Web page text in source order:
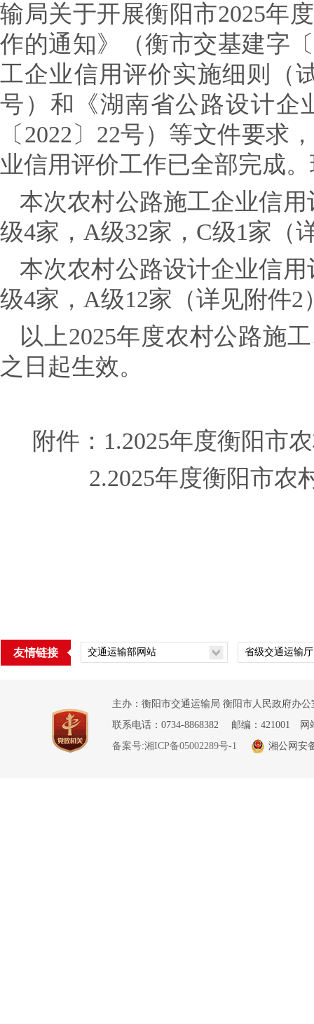
输局关于开展衡阳市2025年
作的通知》（衡市交基建字
工企业信用评价实施细则（
号）和《湖南省公路设计企
〔2022〕22号）等文件要求
业信用评价工作已全部完成
本次农村公路施工企业信
级4家，A级32家，C级1家（
本次农村公路设计企业信
级4家，A级12家（详见附件2
以上2025年度农村公路施
之日起生效。
附件：1.2025年度衡阳市
2.2025年度衡阳市农
友情链接
主办：衡阳市交通运输局 衡阳市人民政府办
联系电话：0734-8868382 邮编：421001 网
备案号:湘ICP备05002289号-1
湘公网安